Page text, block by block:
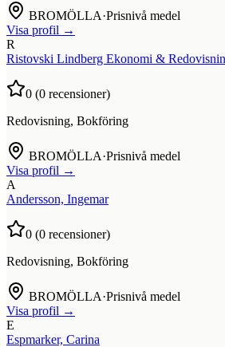
BROMÖLLA·Prisnivå medel
Visa profil →
R
Ristovski Lindberg Ekonomi &
0 (0 recensioner)
Redovisning, Bokföring
BROMÖLLA·Prisnivå medel
Visa profil →
A
Andersson, Ingemar
0 (0 recensioner)
Redovisning, Bokföring
BROMÖLLA·Prisnivå medel
Visa profil →
E
Espmarker, Carina